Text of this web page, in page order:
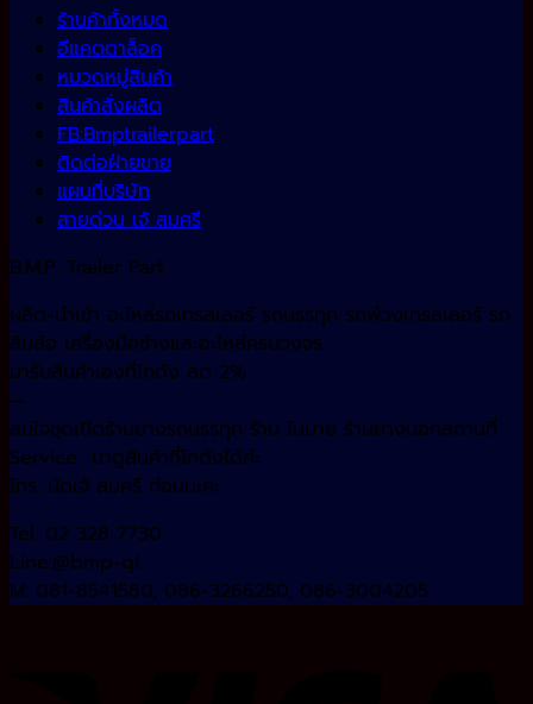
ร้านค้าทั้งหมด
อีแคตตาล็อค
หมวดหมู่สินค้า
สินค้าสั่งผลิต
FB:Bmptrailerpart
ติดต่อฝ่ายขาย
แผนที่บริษัท
สายด่วน เจ้ สมศรี
B.M.P. Trailer Part
ผลิต-นำเข้า อะไหล่รถเทรลเลอร์ รถบรรทุก รถพ่วงเทรลเลอร์ รถ
สิบล้อ เครื่องมือช่างและอะไหล่ครบวงจร
มารับสินค้าเองที่โกดัง ลด 2%
—
สนใจชุดเปิดร้านยางรถบรรทุก ร้าน โมบาย ร้านยางนอกสถานที่
Service มาดูสินค้าที่โกดังได้ค่ะ
โทร. นัดเจ้ สมศรี ก่อนนะคะ
Tel. 02 328 7730
Line:@bmp-qt
M: 081-8541580, 086-3266250, 086-3004205